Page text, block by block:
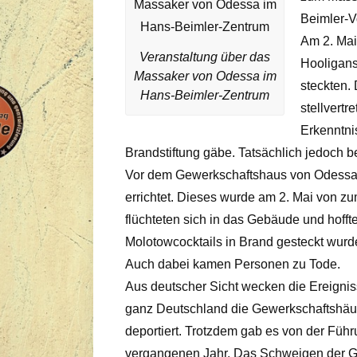
Veranstaltung über das
Massaker von Odessa im
Hans-Beimler-Zentrum
Beimler-
Am 2.
steckten.
Brandstiftung gäbe. Tatsächlich jedoch
Vor dem Gewerkschaftshaus von
errichtet. Dieses wurde am 2. Mai von
flüchteten sich in das Gebäude und
Molotowcocktails in Brand gesteckt
Auch dabei kamen Personen zu Tode.
Aus deutscher Sicht wecken die
ganz Deutschland die
deportiert. Trotzdem gab es von der
vergangenen Jahr. Das Schweigen der